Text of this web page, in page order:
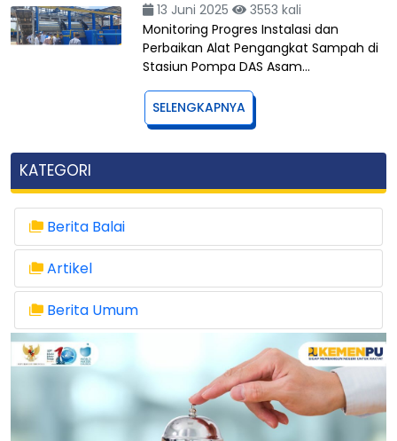
13 Juni 2025
3553 kali
Monitoring Progres Instalasi dan
Perbaikan Alat Pengangkat Sampah di
Stasiun Pompa DAS Asam…
SELENGKAPNYA
KATEGORI
Berita Balai
Artikel
Berita Umum